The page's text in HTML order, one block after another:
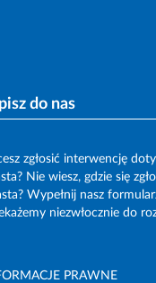
do nas
zgłosić interwencję
Nie wiesz, gdzie się
Wypełnij nasz
niezwłocznie do
PRAWNE